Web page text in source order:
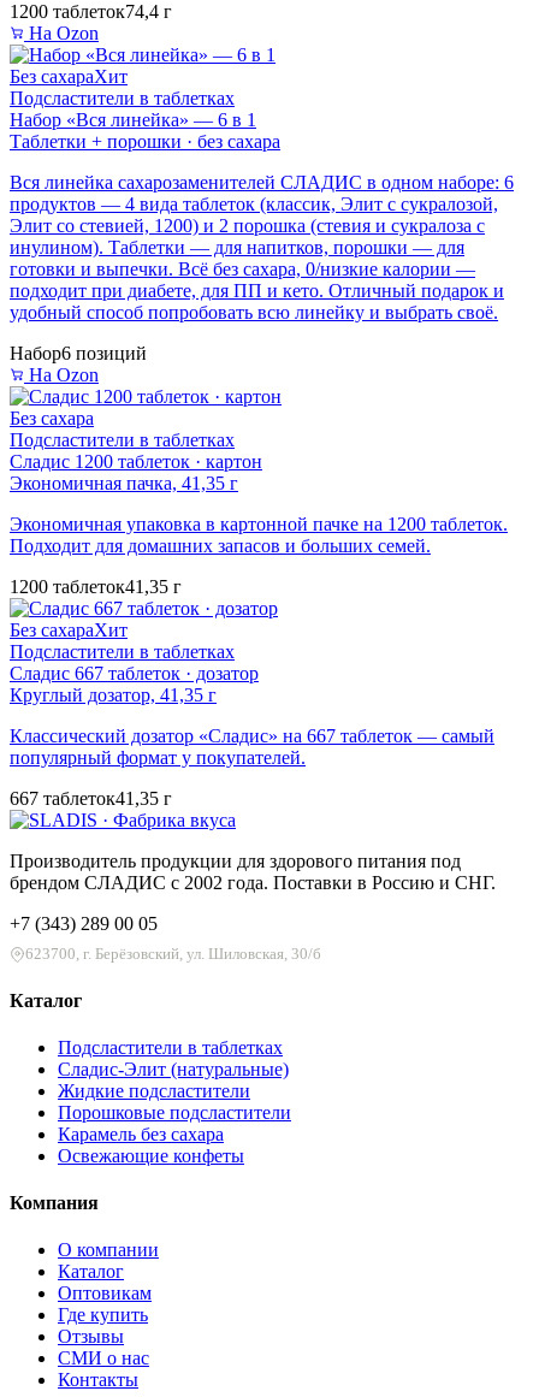
1200 таблеток74,4 г
На Ozon
Без сахараХит
Подсластители в таблетках
Набор «Вся линейка» — 6 в 1
Таблетки + порошки · без сахара
Вся линейка сахарозаменителей СЛАДИС в одном наборе: 6
продуктов — 4 вида таблеток (классик, Элит с сукралозой,
Элит со стевией, 1200) и 2 порошка (стевия и сукралоза с
инулином). Таблетки — для напитков, порошки — для
готовки и выпечки. Всё без сахара, 0/низкие калории —
подходит при диабете, для ПП и кето. Отличный подарок и
удобный способ попробовать всю линейку и выбрать своё.
Набор6 позиций
На Ozon
Без сахара
Подсластители в таблетках
Сладис 1200 таблеток · картон
Экономичная пачка, 41,35 г
Экономичная упаковка в картонной пачке на 1200 таблеток.
Подходит для домашних запасов и больших семей.
1200 таблеток41,35 г
Без сахараХит
Подсластители в таблетках
Сладис 667 таблеток · дозатор
Круглый дозатор, 41,35 г
Классический дозатор «Сладис» на 667 таблеток — самый
популярный формат у покупателей.
667 таблеток41,35 г
Производитель продукции для здорового питания под
брендом СЛАДИС с 2002 года. Поставки в Россию и СНГ.
+7 (343) 289 00 05
623700, г. Берёзовский, ул. Шиловская, 30/б
Каталог
Подсластители в таблетках
Сладис-Элит (натуральные)
Жидкие подсластители
Порошковые подсластители
Карамель без сахара
Освежающие конфеты
Компания
О компании
Каталог
Оптовикам
Где купить
Отзывы
СМИ о нас
Контакты